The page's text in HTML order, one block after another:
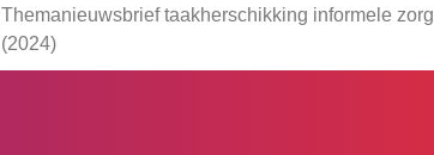
Themanieuwsbrief taakherschikking informele zorg
(2024)